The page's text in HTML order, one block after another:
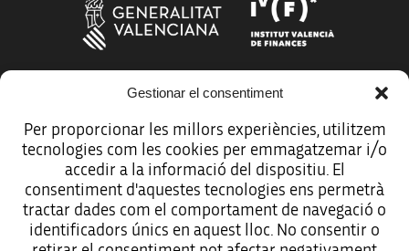
Gestionar el consentiment
Per proporcionar les millors experiències, utilitzem
tecnologies com les cookies per emmagatzemar i/o
accedir a la informació del dispositiu. El
consentiment d'aquestes tecnologies ens permetrà
tractar dades com el comportament de navegació o
identificadors únics en aquest lloc. No consentir o
Avíso legal